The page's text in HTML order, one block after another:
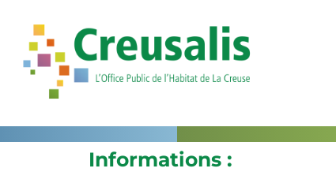
Informations :